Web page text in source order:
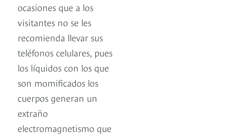
ocasiones que a los
visitantes no se les
recomienda llevar sus
teléfonos celulares, pues
los líquidos con los que
son momificados los
cuerpos generan un
extraño
electromagnetismo que